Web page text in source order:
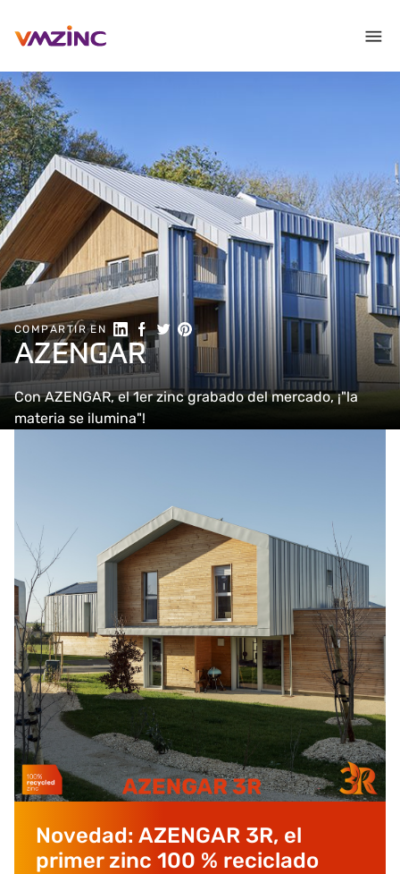
COMPARTIR EN Compartir en Linkedin
Compartir en Facebook
Compartir en Twitter
Compartir en Pinterest
AZENGAR
Con AZENGAR, el 1er zinc grabado del mercado, ¡"la
materia se ilumina"!
Novedad: AZENGAR 3R, el
primer zinc 100 % reciclado